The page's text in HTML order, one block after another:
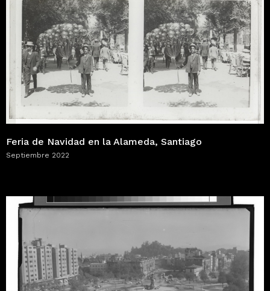
Feria de Navidad en la Alameda, Santiago
Septiembre 2022